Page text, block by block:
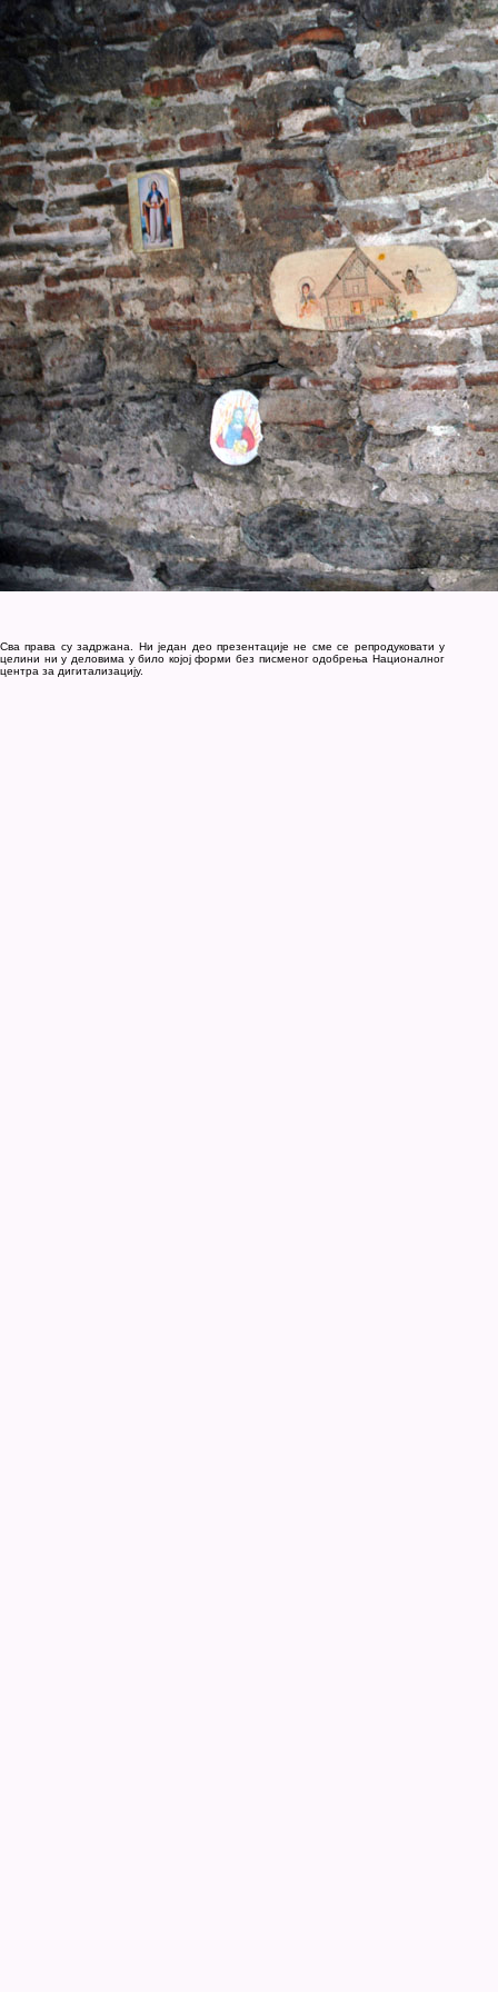
Сва права су задржана. Ни један део презентације не сме се репродуковати у
целини ни у деловима у било којој форми без писменог одобрења Националног
центра за дигитализацију.